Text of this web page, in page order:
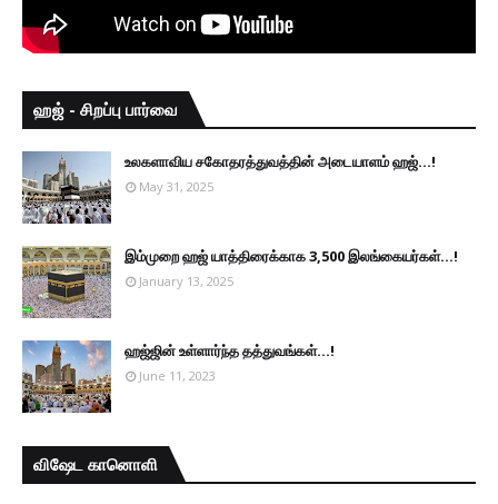
ஹஜ் - சிறப்பு பார்வை
உலகளாவிய சகோதரத்துவத்தின் அடையாளம் ஹஜ்...!
May 31, 2025
இம்முறை ஹஜ் யாத்திரைக்காக 3,500 இலங்கையர்கள்...!
January 13, 2025
ஹஜ்ஜின் உள்ளார்ந்த தத்துவங்கள்...!
June 11, 2023
விஷேட கானொளி